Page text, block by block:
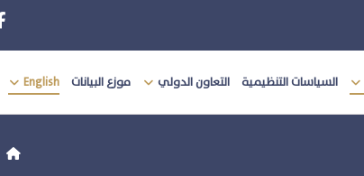
السياسات التنظيمية التعاون الدولي موزع البيانات English